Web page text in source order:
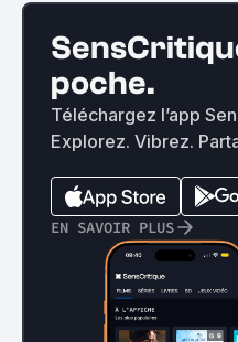
poche.
Téléchargez l’app
Explorez. Vibrez.
EN SAVOIR PLUS